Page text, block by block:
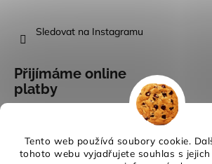
Tento web používá soubory cookie.
tohoto webu vyjadřujete souhlas s jejich
Sledovat na Instagramu
Přijímáme online
platby